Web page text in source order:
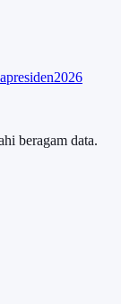
beragam data.